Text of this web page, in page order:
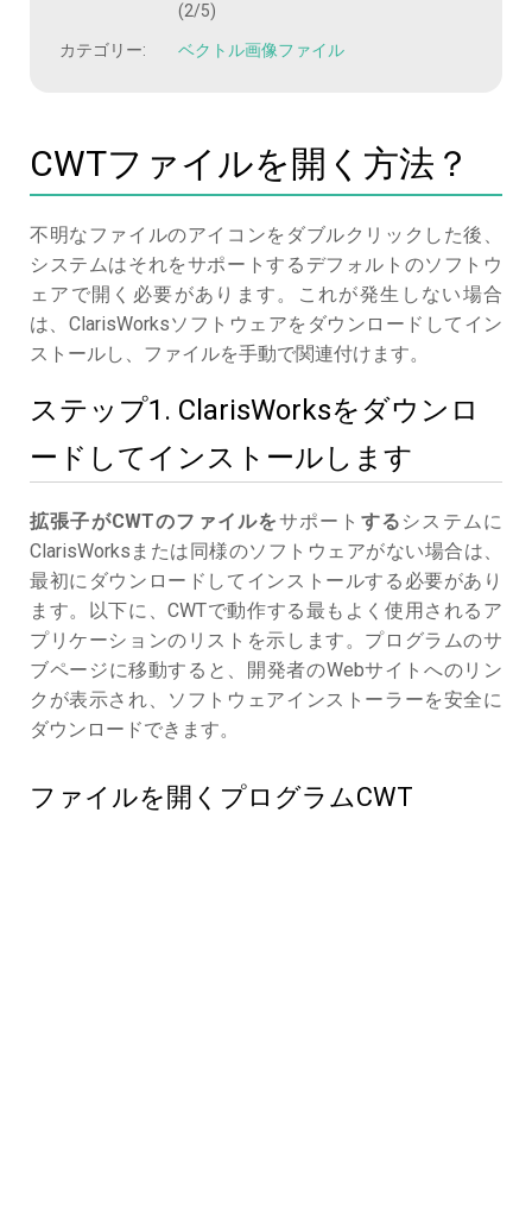
(2/5)
カテゴリー: ベクトル画像ファイル
CWTファイルを開く方法？
不明なファイルのアイコンをダブルクリックした後、
システムはそれをサポートするデフォルトのソフトウ
ェアで開く必要があります。これが発生しない場合
は、ClarisWorksソフトウェアをダウンロードしてイン
ストールし、ファイルを手動で関連付けます。
ステップ1. ClarisWorksをダウンロ
ードしてインストールします
拡張子がCWTのファイルをサポート する システムに
ClarisWorksまたは同様のソフトウェアがない場合は、
最初にダウンロードしてインストールする必要があり
ます。以下に、CWTで動作する最もよく使用されるア
プリケーションのリストを示します。プログラムのサ
ブページに移動すると、開発者のWebサイトへのリン
クが表示され、ソフトウェアインストーラーを安全に
ダウンロードできます。
ファイルを開くプログラムCWT